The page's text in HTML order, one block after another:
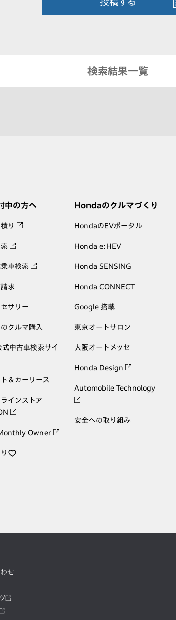
検索結果一覧
中の方へ
り
車検索
求
サリー
クルマ購入
中古車検索サイ
＆カーリース
インストア
Owner
Hondaのクルマづくり
HondaのEVポータル
Honda e:HEV
Honda SENSING
Honda CONNECT
Google 搭載
東京オートサロン
大阪オートメッセ
Honda Design
Automobile Technology
安全への取り組み
せ